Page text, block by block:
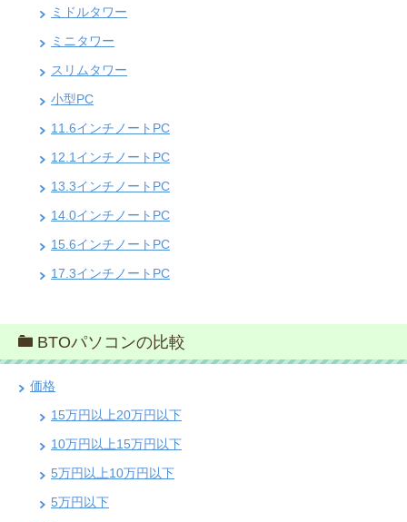
ミドルタワー
ミニタワー
スリムタワー
小型PC
11.6インチノートPC
12.1インチノートPC
13.3インチノートPC
14.0インチノートPC
15.6インチノートPC
17.3インチノートPC
BTOパソコンの比較
価格
15万円以上20万円以下
10万円以上15万円以下
5万円以上10万円以下
5万円以下